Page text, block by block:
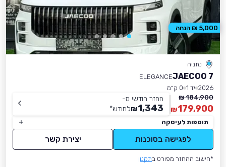
נתניה
JAECOO 7
ELEGANCE
2026 יד 1
0 ק״מ
184,900 ₪
179,900
₪
החזר חודשי מ-
1,343
₪לחודש*
תוספות לעיסקה
לפגישה בסוכנות יצירת קשר
*חישוב ההחזר מפורט בתקנון
5,000 ₪ הנחה